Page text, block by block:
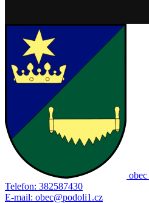
obec
Telefon: 382587430
E-mail: obec@podoli1.cz